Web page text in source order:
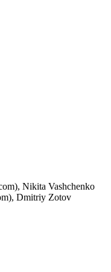
Nikita Vashchenko
Dmitriy Zotov